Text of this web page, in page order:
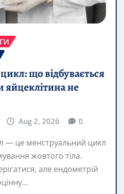
що відбувається
яйцеклітина не
Aug 2, 2026 0
— це менструальний цикл
жовтого тіла.
але ендометрій